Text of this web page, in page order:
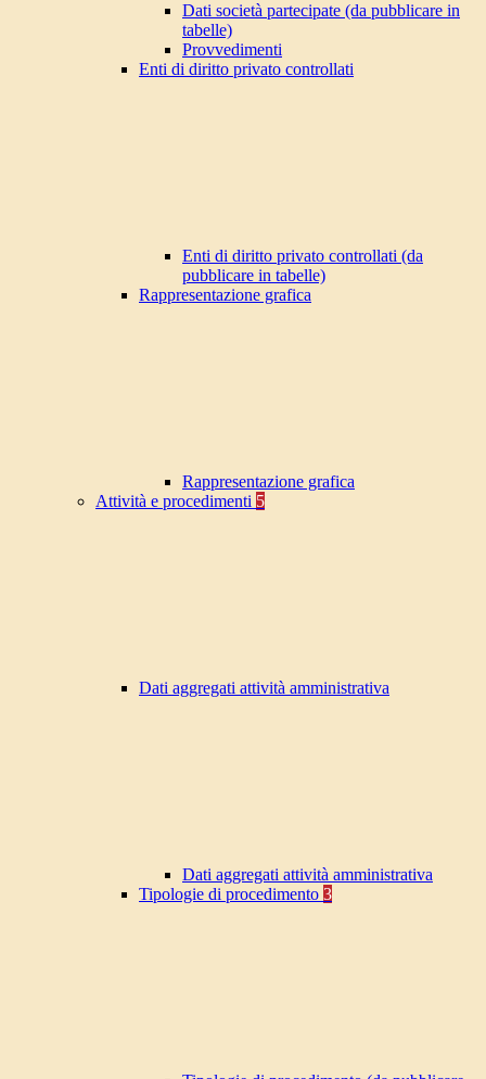
Dati società partecipate (da pubblicare in
tabelle)
Provvedimenti
Enti di diritto privato controllati
Enti di diritto privato controllati (da
pubblicare in tabelle)
Rappresentazione grafica
Rappresentazione grafica
Attività e procedimenti 5
Dati aggregati attività amministrativa
Dati aggregati attività amministrativa
Tipologie di procedimento 3